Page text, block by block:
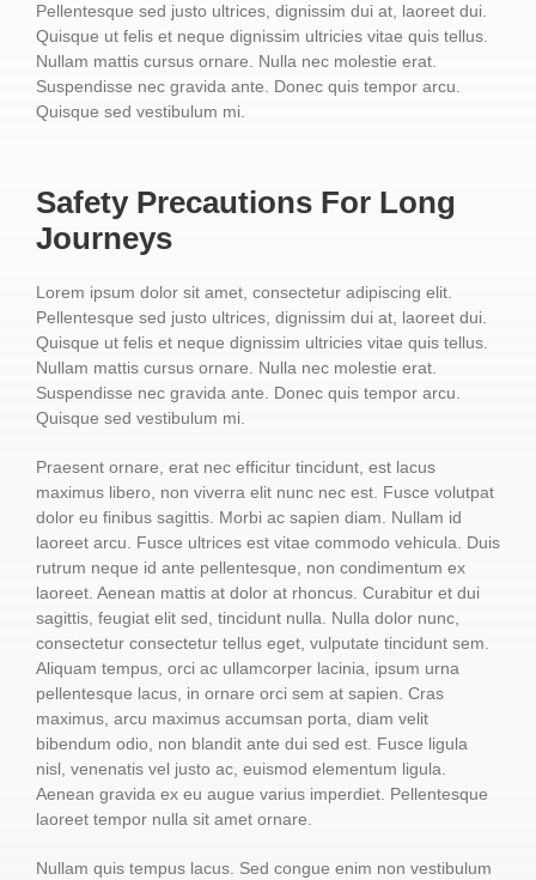
Pellentesque sed justo ultrices, dignissim dui at, laoreet dui.
Quisque ut felis et neque dignissim ultricies vitae quis tellus.
Nullam mattis cursus ornare. Nulla nec molestie erat.
Suspendisse nec gravida ante. Donec quis tempor arcu.
Quisque sed vestibulum mi.
Safety Precautions For Long
Journeys
Lorem ipsum dolor sit amet, consectetur adipiscing elit.
Pellentesque sed justo ultrices, dignissim dui at, laoreet dui.
Quisque ut felis et neque dignissim ultricies vitae quis tellus.
Nullam mattis cursus ornare. Nulla nec molestie erat.
Suspendisse nec gravida ante. Donec quis tempor arcu.
Quisque sed vestibulum mi.
Praesent ornare, erat nec efficitur tincidunt, est lacus
maximus libero, non viverra elit nunc nec est. Fusce volutpat
dolor eu finibus sagittis. Morbi ac sapien diam. Nullam id
laoreet arcu. Fusce ultrices est vitae commodo vehicula. Duis
rutrum neque id ante pellentesque, non condimentum ex
laoreet. Aenean mattis at dolor at rhoncus. Curabitur et dui
sagittis, feugiat elit sed, tincidunt nulla. Nulla dolor nunc,
consectetur consectetur tellus eget, vulputate tincidunt sem.
Aliquam tempus, orci ac ullamcorper lacinia, ipsum urna
pellentesque lacus, in ornare orci sem at sapien. Cras
maximus, arcu maximus accumsan porta, diam velit
bibendum odio, non blandit ante dui sed est. Fusce ligula
nisl, venenatis vel justo ac, euismod elementum ligula.
Aenean gravida ex eu augue varius imperdiet. Pellentesque
laoreet tempor nulla sit amet ornare.
Nullam quis tempus lacus. Sed congue enim non vestibulum